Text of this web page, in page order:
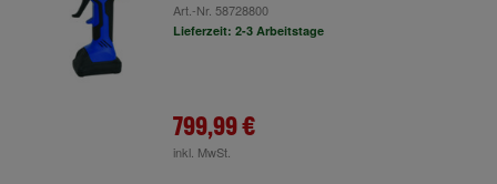
Art.-Nr. 58728800
Lieferzeit: 2-3 Arbeitstage
799,99 €
inkl. MwSt.